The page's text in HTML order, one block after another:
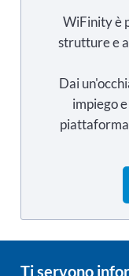
WiFinity è
strutture e
Dai
impiego
Ti servono